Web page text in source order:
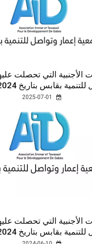
الأجنبية التي تحصلت
بقابس بتاريخ 15/08/2024.
الأجنبية التي تحصلت
بقابس بتاريخ 04/06/2024.